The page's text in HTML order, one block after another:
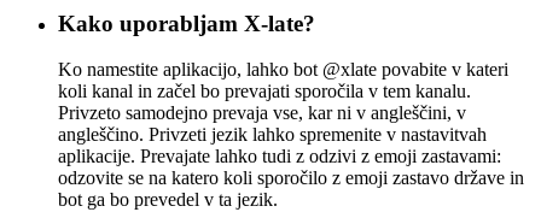
Kako uporabljam X-late?
Ko namestite aplikacijo, lahko bot @xlate povabite v kateri
koli kanal in začel bo prevajati sporočila v tem kanalu.
Privzeto samodejno prevaja vse, kar ni v angleščini, v
angleščino. Privzeti jezik lahko spremenite v nastavitvah
aplikacije. Prevajate lahko tudi z odzivi z emoji zastavami:
odzovite se na katero koli sporočilo z emoji zastavo države in
bot ga bo prevedel v ta jezik.